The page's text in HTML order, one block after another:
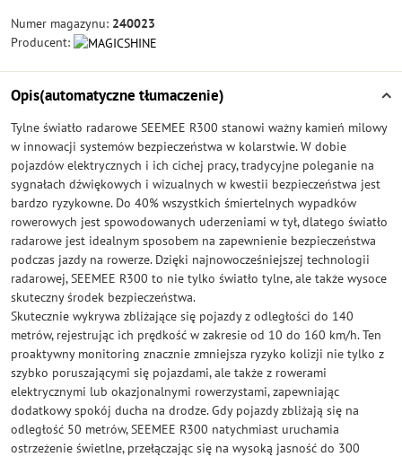
Numer magazynu: 240023
Producent:
Opis(automatyczne tłumaczenie)
Tylne światło radarowe SEEMEE R300 stanowi ważny kamień milowy
w innowacji systemów bezpieczeństwa w kolarstwie. W dobie
pojazdów elektrycznych i ich cichej pracy, tradycyjne poleganie na
sygnałach dźwiękowych i wizualnych w kwestii bezpieczeństwa jest
bardzo ryzykowne. Do 40% wszystkich śmiertelnych wypadków
rowerowych jest spowodowanych uderzeniami w tył, dlatego światło
radarowe jest idealnym sposobem na zapewnienie bezpieczeństwa
podczas jazdy na rowerze. Dzięki najnowocześniejszej technologii
radarowej, SEEMEE R300 to nie tylko światło tylne, ale także wysoce
skuteczny środek bezpieczeństwa.
Skutecznie wykrywa zbliżające się pojazdy z odległości do 140
metrów, rejestrując ich prędkość w zakresie od 10 do 160 km/h. Ten
proaktywny monitoring znacznie zmniejsza ryzyko kolizji nie tylko z
szybko poruszającymi się pojazdami, ale także z rowerami
elektrycznymi lub okazjonalnymi rowerzystami, zapewniając
dodatkowy spokój ducha na drodze. Gdy pojazdy zbliżają się na
odległość 50 metrów, SEEMEE R300 natychmiast uruchamia
ostrzeżenie świetlne, przełączając się na wysoką jasność do 300